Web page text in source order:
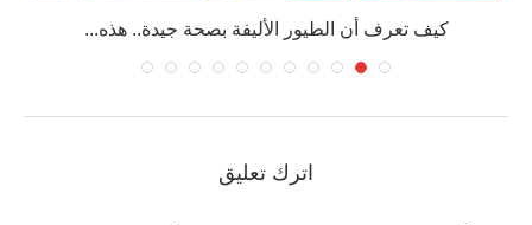
كيف تعرف أن الطيور الأليفة بصحة جيدة.. هذه...
اترك تعليق